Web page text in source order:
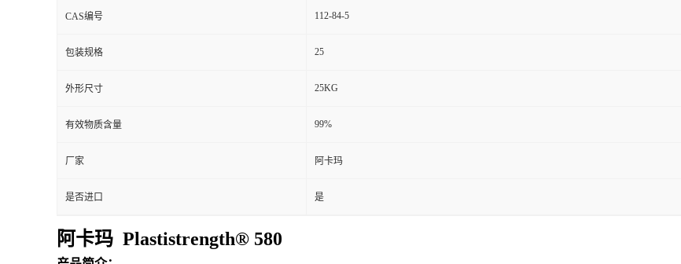
CAS编号 112-84-5
包装规格 25
外形尺寸 25KG
有效物质含量 99%
厂家 阿卡玛
是否进口 是
阿卡玛 Plastistrength® 580